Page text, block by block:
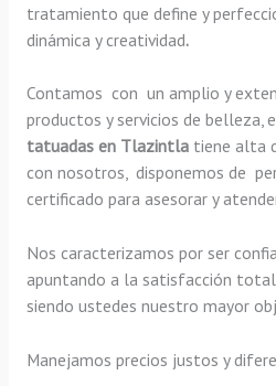
tratamiento que define y
dinámica y creatividad.
Contamos con un amplio y
productos y servicios de belleza,
tatuadas en Tlazintlatiene alta
con nosotros, disponemos de
certificado para asesorar y
Nos caracterizamos por ser
apuntando a la satisfacción
siendo ustedes nuestro mayor
Manejamos precios justos y